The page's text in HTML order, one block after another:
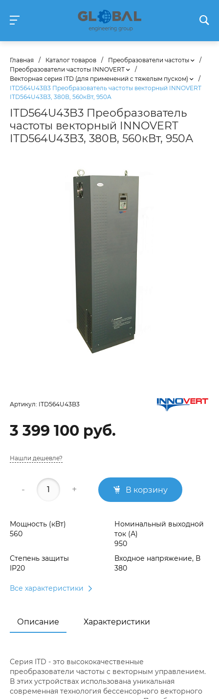
Главная / Каталог товаров / Преобразователи частоты
/
Преобразователи частоты INNOVERT
/
Векторная серия ITD (для применений с тяжелым пуском)
/
ITD564U43B3 Преобразователь частоты векторный INNOVERT
ITD564U43B3, 380В, 560кВт, 950А
ITD564U43B3 Преобразователь
частоты векторный INNOVERT
ITD564U43B3, 380В, 560кВт, 950А
Артикул: ITD564U43B3
3 399 100 руб.
Нашли дешевле?
- + В корзину
Мощность (кВт)
560
Номинальный выходной
ток (А)
950
Степень защиты
IP20
Входное напряжение, В
380
Все характеристики
Описание Характеристики
Серия ITD - это высококачественные
преобразователи частоты с векторным управлением.
В этих устройствах использована уникальная
современная технология бессенсорного векторного